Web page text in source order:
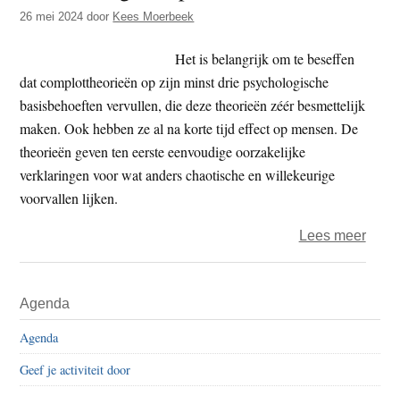
t
e
t
e
26 mei 2024 door Kees Moerbeek
Het is belangrijk om te beseffen
dat complottheorieën op zijn minst drie psychologische
basisbehoeften vervullen, die deze theorieën zéér besmettelijk
maken. Ook hebben ze al na korte tijd effect op mensen. De
theorieën geven ten eerste eenvoudige oorzakelijke
verklaringen voor wat anders chaotische en willekeurige
voorvallen lijken.
Lees meerover
Sidebar
Agenda
Agenda
Geef je activiteit door